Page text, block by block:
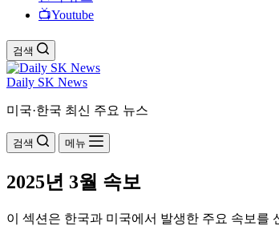
📺Youtube
검색
Daily SK News
미국·한국 최신 주요 뉴스
검색 메뉴
2025년 3월 속보
이 섹션은 한국과 미국에서 발생한 주요 속보를